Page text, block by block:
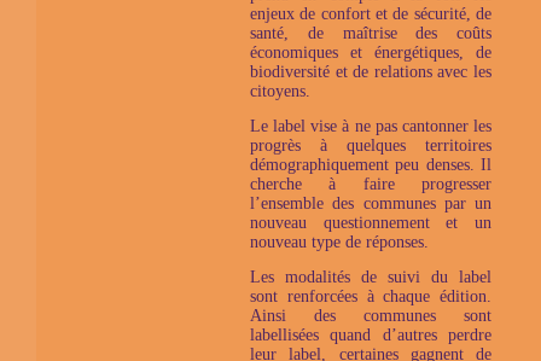
enjeux de confort et de sécurité, de
santé, de maîtrise des coûts
économiques et énergétiques, de
biodiversité et de relations avec les
citoyens.
Le label vise à ne pas cantonner les
progrès à quelques territoires
démographiquement peu denses. Il
cherche à faire progresser
l’ensemble des communes par un
nouveau questionnement et un
nouveau type de réponses.
Les modalités de suivi du label
sont renforcées à chaque édition.
Ainsi des communes sont
labellisées quand d’autres perdre
leur label, certaines gagnent de